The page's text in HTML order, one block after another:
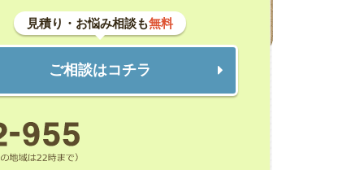
見積り・お悩み相談も無料
ご相談はコチラ